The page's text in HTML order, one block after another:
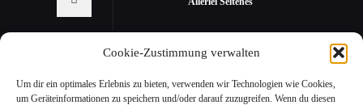
Cookie-Zustimmung verwalten
Um dir ein optimales Erlebnis zu bieten, verwenden wir Technologien wie Cookies,
um Geräteinformationen zu speichern und/oder darauf zuzugreifen. Wenn du diesen